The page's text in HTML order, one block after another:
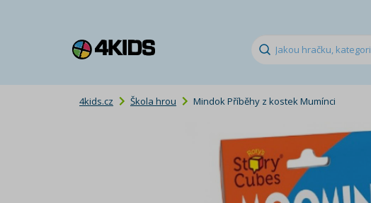
4kids.cz Škola hrou Mindok Příběhy z kostek Mumínci